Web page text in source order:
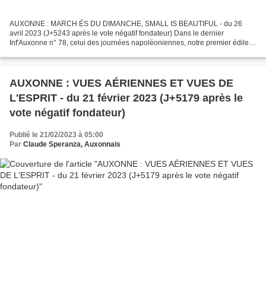
AUXONNE : MARCH ÉS DU DIMANCHE, SMALL IS BEAUTIFUL - du 26
avril 2023 (J+5243 après le vote négatif fondateur) Dans le dernier
Inf'Auxonne n° 78, celui des journées napoléoniennes, notre premier édile
AUXONNE : VUES AÉRIENNES ET VUES DE
L'ESPRIT - du 21 février 2023 (J+5179 après le
vote négatif fondateur)
Publié le 21/02/2023 à 05:00
Par Claude Speranza, Auxonnais